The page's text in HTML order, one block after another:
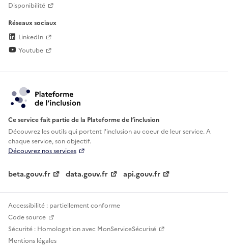
Disponibilité
Réseaux sociaux
LinkedIn
Youtube
Ce service fait partie de la Plateforme de l’inclusion
Découvrez les outils qui portent l'inclusion aucoeur de leur service. A
chaque service, son objectif.
Découvrez nos services
beta.gouv.fr data.gouv.fr api.gouv.fr
Accessibilité : partiellement conforme
Code source
Sécurité : Homologation avec MonServiceSécurisé
Mentions légales